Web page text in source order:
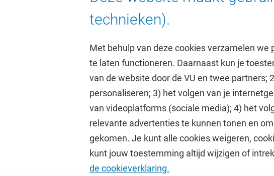
technieken).
Met behulp van deze cookies verzamelen
te laten functioneren. Daarnaast kun je
van de website door de VU en twee
personaliseren; 3) het volgen van je
van videoplatforms (sociale media); 4) het
relevante advertenties te kunnen tonen en
gekomen. Je kunt alle cookies weigeren,
kunt jouw toestemming altijd wijzigen of
de cookieverklaring.
Direct naar
Cultuur op de campus
Universiteitsbibliotheek
Studie
Academische
Studiegids